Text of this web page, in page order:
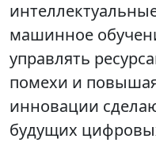
машинное
управлять
помехи и
инновации
будущих